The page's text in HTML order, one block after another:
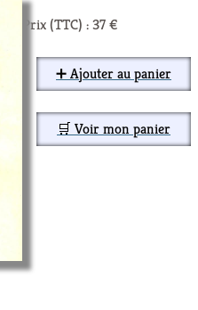
Prix (TTC) : 37 €
➕ Ajouter au panier
🛒 Voir mon panier